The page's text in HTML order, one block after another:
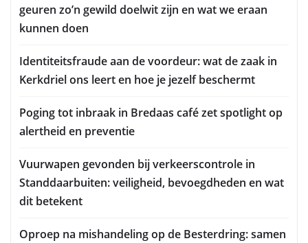
geuren zo’n gewild doelwit zijn en wat we eraan
kunnen doen
Identiteitsfraude aan de voordeur: wat de zaak in
Kerkdriel ons leert en hoe je jezelf beschermt
Poging tot inbraak in Bredaas café zet spotlight op
alertheid en preventie
Vuurwapen gevonden bij verkeerscontrole in
Standdaarbuiten: veiligheid, bevoegdheden en wat
dit betekent
Oproep na mishandeling op de Besterdring: samen